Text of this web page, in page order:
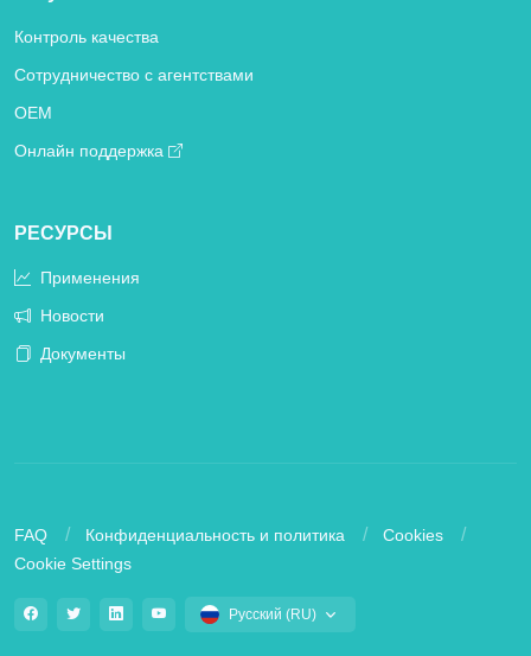
Контроль качества
Сотрудничество с агентствами
OEM
Онлайн поддержка
РЕСУРСЫ
Применения
Новости
Документы
FAQ Конфиденциальность и политика
Cookies
Cookie Settings
Русский (RU)